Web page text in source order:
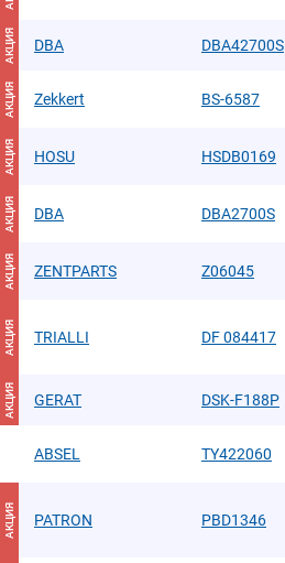
АКЦИЯ DBA DBA42700S
АКЦИЯ Zekkert BS-6587
АКЦИЯ HOSU HSDB0169
АКЦИЯ DBA DBA2700S
АКЦИЯ ZENTPARTS Z06045
АКЦИЯ TRIALLI DF 084417
АКЦИЯ GERAT DSK-F188P
ABSEL TY422060
АКЦИЯ PATRON PBD1346